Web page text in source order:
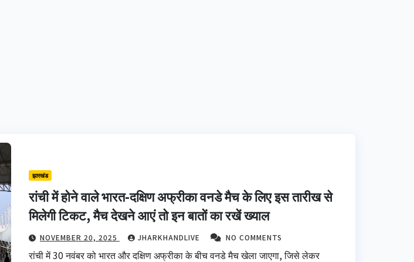
झारखंड
रांची में होने वाले भारत-दक्षिण अफ्रीका वनडे मैच के लिए इस तारीख से
मिलेगी टिकट, मैच देखने आएं तो इन बातों का रखें ख्याल
NOVEMBER 20, 2025 JHARKHANDLIVE NO COMMENTS
रांची में 30 नवंबर को भारत और दक्षिण अफ्रीका के बीच वनडे मैच खेला जाएगा, जिसे लेकर